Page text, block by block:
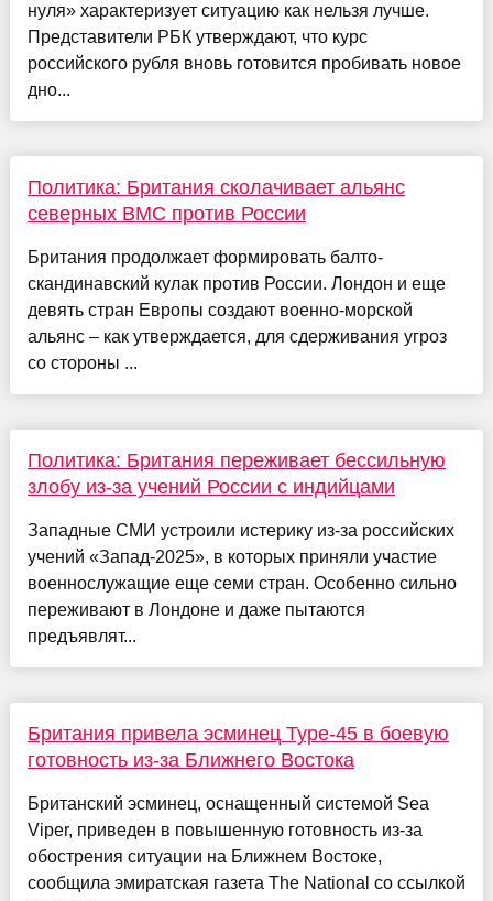
нуля» характеризует ситуацию как нельзя лучше.
Представители РБК утверждают, что курс
российского рубля вновь готовится пробивать новое
дно...
Политика: Британия сколачивает альянс
северных ВМС против России
Британия продолжает формировать балто-
скандинавский кулак против России. Лондон и еще
девять стран Европы создают военно-морской
альянс – как утверждается, для сдерживания угроз
со стороны ...
Политика: Британия переживает бессильную
злобу из-за учений России с индийцами
Западные СМИ устроили истерику из-за российских
учений «Запад-2025», в которых приняли участие
военнослужащие еще семи стран. Особенно сильно
переживают в Лондоне и даже пытаются
предъявлят...
Британия привела эсминец Type-45 в боевую
готовность из-за Ближнего Востока
Британский эсминец, оснащенный системой Sea
Viper, приведен в повышенную готовность из-за
обострения ситуации на Ближнем Востоке,
сообщила эмиратская газета The National со ссылкой